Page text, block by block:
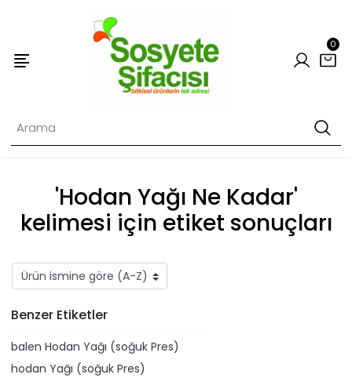
0
'Hodan Yağı Ne Kadar'
kelimesi için etiket sonuçları
Benzer Etiketler
​balen Hodan Yağı (soğuk Pres)
​hodan Yağı (soğuk Pres)